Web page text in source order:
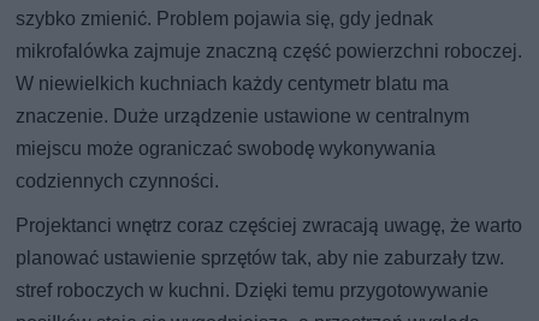
szybko zmienić. Problem pojawia się, gdy jednak
mikrofalówka zajmuje znaczną część powierzchni roboczej.
W niewielkich kuchniach każdy centymetr blatu ma
znaczenie. Duże urządzenie ustawione w centralnym
miejscu może ograniczać swobodę wykonywania
codziennych czynności.
Projektanci wnętrz coraz częściej zwracają uwagę, że warto
planować ustawienie sprzętów tak, aby nie zaburzały tzw.
stref roboczych w kuchni. Dzięki temu przygotowywanie